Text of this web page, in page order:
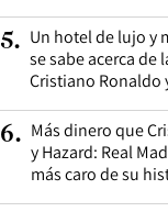
5. Un hotel de lujo y
se sabe acerca de
Cristiano Ronaldo
6. Más dinero que
y Hazard: Real
más caro de su